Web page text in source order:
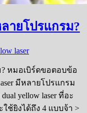
ายโปรแกรม?
laser
? หมอเบิร์ดขอตอบข้อ
มีหลายโปรแกรม
yellow laser ที่อะ
ช้ยิงได้ถึง 4 แบบจ้า >